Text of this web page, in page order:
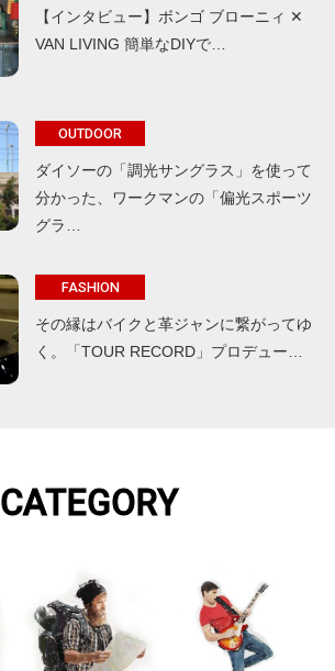
【インタビュー】ボンゴ ブローニィ ✕
VAN LIVING 簡単なDIYで…
OUTDOOR
ダイソーの「調光サングラス」を使って
分かった、ワークマンの「偏光スポーツ
グラ…
FASHION
その縁はバイクと革ジャンに繋がってゆ
く。「TOUR RECORD」プロデュー…
CATEGORY